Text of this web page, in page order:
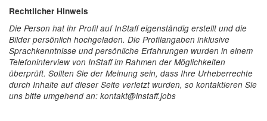
Rechtlicher Hinweis
Die Person hat ihr Profil auf InStaff eigenständig erstellt und die
Bilder persönlich hochgeladen. Die Profilangaben inklusive
Sprachkenntnisse und persönliche Erfahrungen wurden in einem
Telefoninterview von InStaff im Rahmen der Möglichkeiten
überprüft. Sollten Sie der Meinung sein, dass Ihre Urheberrechte
durch Inhalte auf dieser Seite verletzt wurden, so kontaktieren Sie
uns bitte umgehend an: kontakt@instaff.jobs